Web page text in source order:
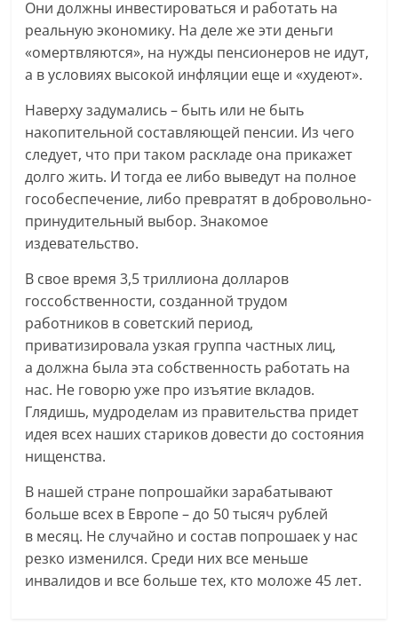
Они должны инвестироваться и работать на
реальную экономику. На деле же эти деньги
«омертвляются», на нужды пенсионеров не идут,
а в условиях высокой инфляции еще и «худеют».
Наверху задумались – быть или не быть
накопительной составляющей пенсии. Из чего
следует, что при таком раскладе она прикажет
долго жить. И тогда ее либо выведут на полное
гособеспечение, либо превратят в добровольно-
принудительный выбор. Знакомое
издевательство.
В свое время 3,5 триллиона долларов
госсобственности, созданной трудом
работников в советский период,
приватизировала узкая группа частных лиц,
а должна была эта собственность работать на
нас. Не говорю уже про изъятие вкладов.
Глядишь, мудроделам из правительства придет
идея всех наших стариков довести до состояния
нищенства.
В нашей стране попрошайки зарабатывают
больше всех в Европе – до 50 тысяч рублей
в месяц. Не случайно и состав попрошаек у нас
резко изменился. Среди них все меньше
инвалидов и все больше тех, кто моложе 45 лет.